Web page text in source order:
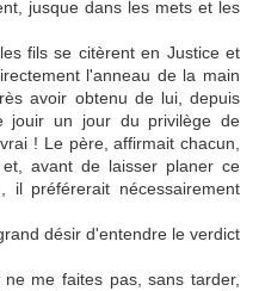
jusque dans les mets et les
fils se citèrent en Justice et
l'anneau de la main
avoir obtenu de lui, depuis
jouir un jour du privilège de
! Le père, affirmait chacun,
avant de laisser planer ce
préférerait nécessairement
désir d'entendre le verdict
me faites pas, sans tarder,